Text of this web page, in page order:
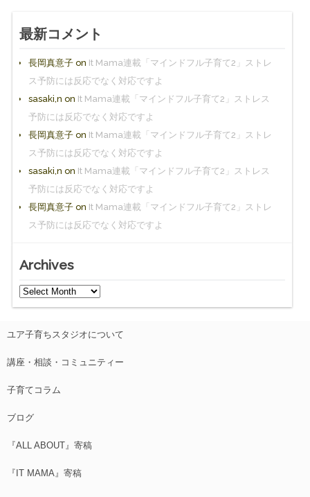
最新コメント
長岡真意子on It Mama連載「マインドフル子育て2」ストレ
ス予防には反応でなく対応ですよ
sasaki,n on It Mama連載「マインドフル子育て2」ストレス
予防には反応でなく対応ですよ
長岡真意子on It Mama連載「マインドフル子育て2」ストレ
ス予防には反応でなく対応ですよ
sasaki,n on It Mama連載「マインドフル子育て2」ストレス
予防には反応でなく対応ですよ
長岡真意子on It Mama連載「マインドフル子育て2」ストレ
ス予防には反応でなく対応ですよ
Archives
ユア子育ちスタジオについて
講座・相談・コミュニティー
子育てコラム
ブログ
『ALL ABOUT』寄稿
『IT MAMA』寄稿